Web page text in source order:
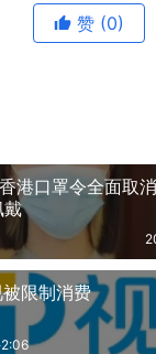
赞 (0)
港口罩令全面取
戴
限制消费